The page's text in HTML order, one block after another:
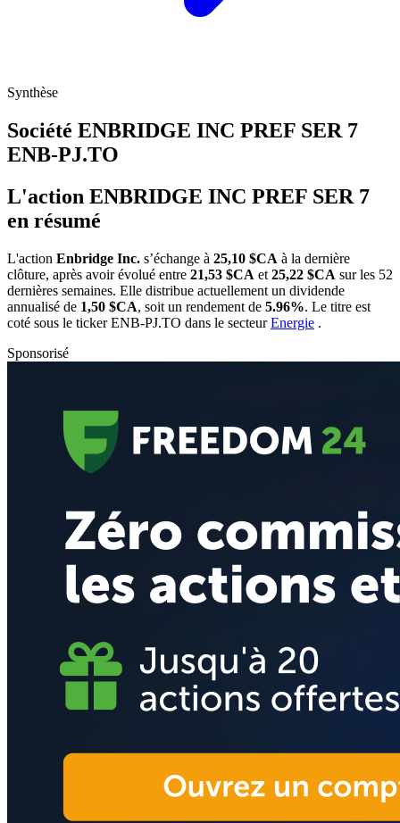
Synthèse
Société ENBRIDGE INC PREF SER 7
ENB-PJ.TO
L'action ENBRIDGE INC PREF SER 7
en résumé
L'action Enbridge Inc. s’échange à 25,10 $CA à la dernière
clôture, après avoir évolué entre 21,53 $CA et 25,22 $CA sur les 52
dernières semaines. Elle distribue actuellement un dividende
annualisé de 1,50 $CA, soit un rendement de 5.96%. Le titre est
coté sous le tickerENB-PJ.TO dans le secteurEnergie .
Sponsorisé